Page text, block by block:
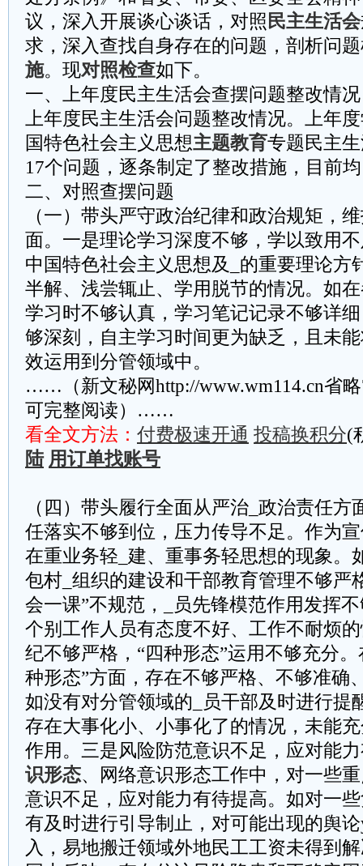
议，深入开展谈心谈话，对照民主生活会
求，深入查找自身存在的问题，剖析问
施。现对照检查如下。
一、上年度民主生活会查摆问题整改情况
上年度民主生活会问题整改情况。上年
国特色社会主义思想主题教育专题民主
17个问题，逐条制定了整改措施，目前
二、对照查摆问题
（一）带头严守政治纪律和政治规矩，
面。一是理论学习深度不够，学以致用
中国特色社会主义思想及_的重要理论方
半解、浅尝辄止、学用脱节的情况。如
学习时不够认真，学习笔记记录不够详
够深刻，自主学习时间更为缺乏，且未
效运用到分管领域中。
……（新文秘网http://www.wm114.cn省
可完整阅读）……
看全文方法： 付费极速开通 投稿换积分(
陆 用订单找账号
（四）带头履行全面从严治_政治责任方
任落实不够到位，压力传导不足。作为
在重业务轻_建、重事务轻思想的现象。
包村_组织的建设和干部教育管理不够严
会一课”不规范，_员先锋模范作用发挥
个别工作人员有态度不好、工作不耐烦
纪不够严格，“四种形态”运用不够充分
种形态”方面，存在不够严格、不够准确
如没有对分管领域的_员干部及时进行提
存在大事化小、小事化了的情况，未能
作用。三是风险防范意识不足，应对能
识形态、网络意识形态工作中，对一些
意识不足，应对能力有待提高。如对一
有及时进行引导制止，对可能出现的舆
入，易地搬迁领域外地民工工资未得到